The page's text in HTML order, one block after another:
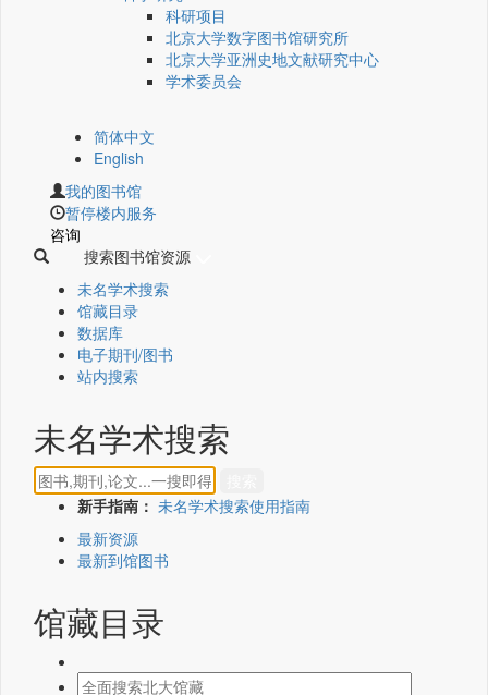
科研项目
北京大学数字图书馆研究所
北京大学亚洲史地文献研究中心
学术委员会
简体中文
English
我的图书馆
暂停楼内服务
咨询
搜索图书馆资源
未名学术搜索
馆藏目录
数据库
电子期刊/图书
站内搜索
未名学术搜索
新手指南： 未名学术搜索使用指南
最新资源
最新到馆图书
馆藏目录